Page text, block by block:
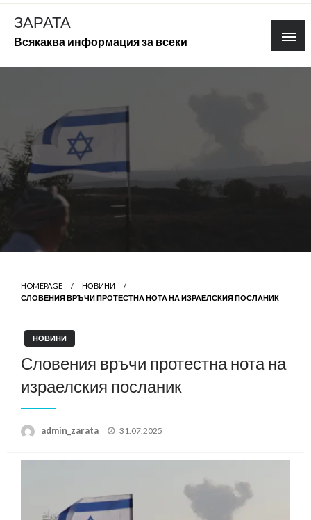
Skip
content
ЗАРАТА
Всякаква информация за всеки
HOMEPAGE
НОВИНИ
СЛОВЕНИЯ ВРЪЧИ ПРОТЕСТНА НОТА НА ИЗРАЕЛСКИЯ ПОСЛАНИК
НОВИНИ
Словения връчи протестна нота на
израелския посланик
admin_zarata
Posted
31.07.2025